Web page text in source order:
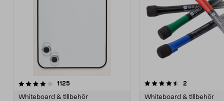
1125recensioner
Whiteboard & tillbehör
4.5 av 5 stjärnor 2
Whiteboard & tillbehör
4.5 av 5 stjärnor